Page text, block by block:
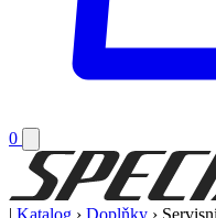
0
| Katalog › Doplňky ›